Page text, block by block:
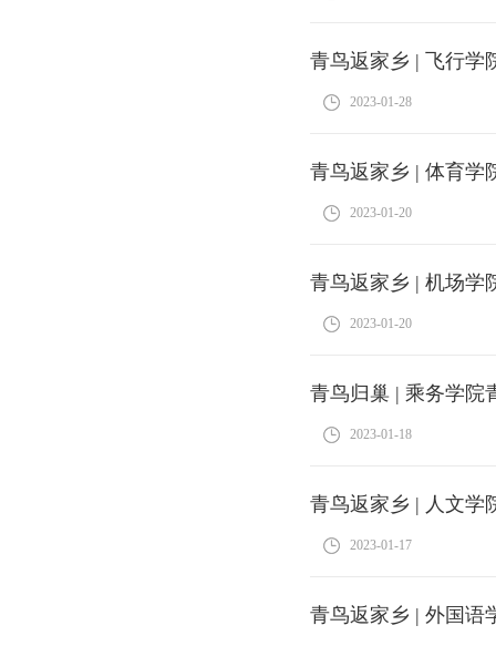
青鸟返家乡 | 飞行学
2023-01-28
青鸟返家乡 | 体育学
2023-01-20
青鸟返家乡 | 机场学
2023-01-20
青鸟归巢 | 乘务学院
2023-01-18
青鸟返家乡 | 人文学
2023-01-17
青鸟返家乡 | 外国语